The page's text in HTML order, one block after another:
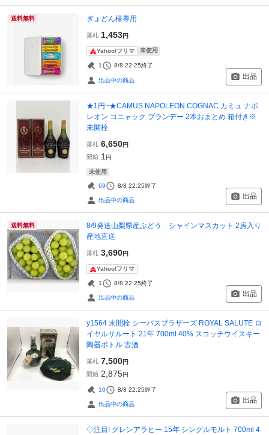
送料無料 ぎょどん様専用
落札 1,453円
Yahoo!フリマ 未使用
1 8/8 22:25終了
出品中の商品 出品
★1円~★CAMUS NAPOLEON COGNAC カミュ ナポ
レオン コニャック ブランデー 2本おまとめ 箱付き※
未開栓
落札 6,650円
開始 1 円
未使用
69 8/8 22:25終了
出品中の商品 出品
送料無料
8/9発送山梨県産ぶどう シャインマスカット 2房入り
産地直送
落札 3,690円
Yahoo!フリマ
1 8/8 22:25終了
出品中の商品 出品
y1564 未開栓 シーバスブラザーズ ROYAL SALUTE ロ
イヤルサルート 21年 700ml 40% スコッチウイスキー
陶器ボトル 古酒
落札 7,500円
開始 2,875円
10 8/8 22:25終了
出品中の商品 出品
◇注目! グレンアラヒー 15年 シングルモルト 700ml 4